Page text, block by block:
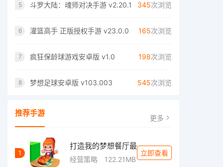
5 斗罗大陆：魂师对决手游 v2.20.1 345次浏览
6 灌篮高手 正版授权手游 v23.0.0 165次浏览
7 疯狂保龄球游戏安卓版 v1.0 198次浏览
8 梦想足球安卓版 v103.003 545次浏览
推荐手游 更多
1
打造我的梦想餐厅最
经营策略 122.21MB
立即查看